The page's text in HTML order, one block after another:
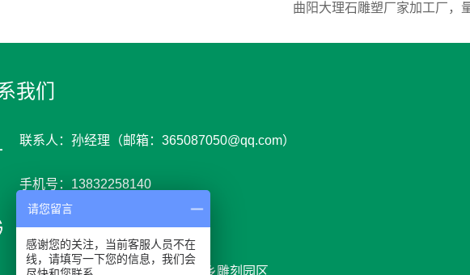
曲阳大理石雕塑厂家加工厂，
我们
联系人：孙经理（邮箱：365087050@qq.com）
手机号：13832258140
网 址 : www.youyids.cn
地 址：河北省保定市曲阳县党城乡雕刻园区
请您留言
感谢您的关注，当前客服人员不在
线，请填写一下您的信息，我们会